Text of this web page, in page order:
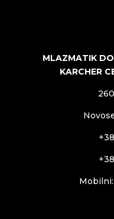
MLAZMATIK
KARCHER